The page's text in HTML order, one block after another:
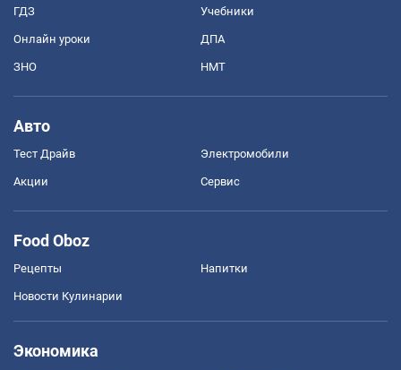
ГДЗ Учебники
Онлайн уроки ДПА
ЗНО НМТ
Авто
Тест Драйв Электромобили
Акции Сервис
Food Oboz
Рецепты Напитки
Новости Кулинарии
Экономика